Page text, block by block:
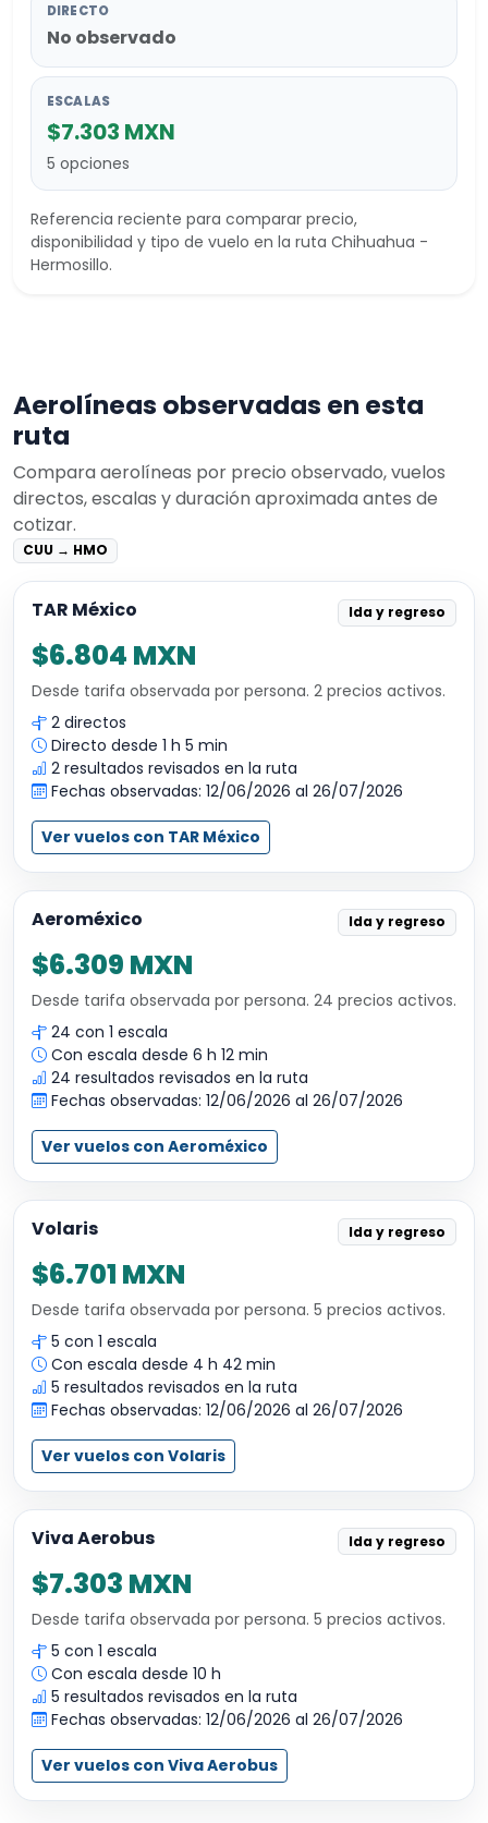
DIRECTO
No observado
ESCALAS
$7.303 MXN
5 opciones
Referencia reciente para comparar precio,
disponibilidad y tipo de vuelo en la ruta Chihuahua -
Hermosillo.
Aerolíneas observadas en esta
ruta
Compara aerolíneas por precio observado, vuelos
directos, escalas y duración aproximada antes de
cotizar.
CUU → HMO
TAR México Ida y regreso
$6.804 MXN
Desde tarifa observada por persona. 2 precios activos.
2 directos
Directo desde 1 h 5 min
2 resultados revisados en la ruta
Fechas observadas: 12/06/2026 al 26/07/2026
Ver vuelos con TAR México
Aeroméxico Ida y regreso
$6.309 MXN
Desde tarifa observada por persona. 24 precios activos.
24 con 1 escala
Con escala desde 6 h 12 min
24 resultados revisados en la ruta
Fechas observadas: 12/06/2026 al 26/07/2026
Ver vuelos con Aeroméxico
Volaris Ida y regreso
$6.701 MXN
Desde tarifa observada por persona. 5 precios activos.
5 con 1 escala
Con escala desde 4 h 42 min
5 resultados revisados en la ruta
Fechas observadas: 12/06/2026 al 26/07/2026
Ver vuelos con Volaris
Viva Aerobus Ida y regreso
$7.303 MXN
Desde tarifa observada por persona. 5 precios activos.
5 con 1 escala
Con escala desde 10 h
5 resultados revisados en la ruta
Fechas observadas: 12/06/2026 al 26/07/2026
Ver vuelos con Viva Aerobus